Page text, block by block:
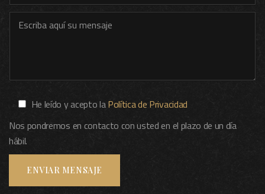
He leído y acepto laPolítica de Privacidad
Nos pondremos en contacto con usted en el plazo de un día
hábil.